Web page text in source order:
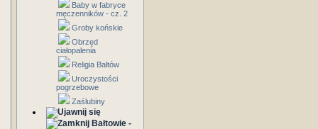
Baby w fabryce
męczenników - cz. 2
Groby końskie
Obrzęd
ciałopalenia
Religia Bałtów
Uroczystości
pogrzebowe
Zaślubiny
Bałtowie -